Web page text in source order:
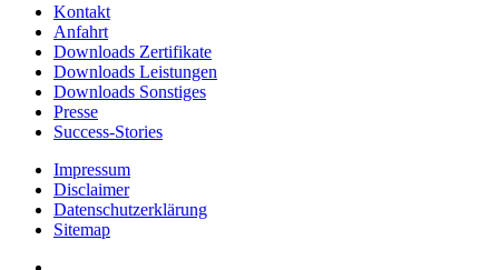
Kontakt
Anfahrt
Downloads Zertifikate
Downloads Leistungen
Downloads Sonstiges
Presse
Success-Stories
Impressum
Disclaimer
Datenschutzerklärung
Sitemap